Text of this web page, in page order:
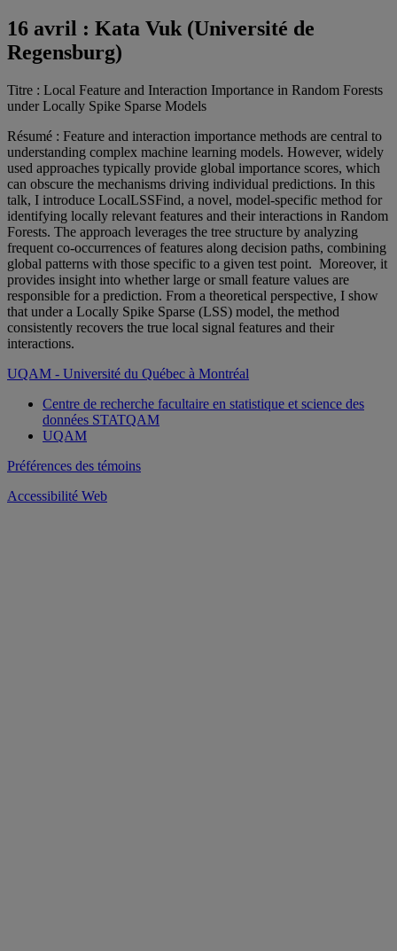
16 avril : Kata Vuk (Université de
Regensburg)
Titre : Local Feature and Interaction Importance in Random Forests
under Locally Spike Sparse Models
Résumé : Feature and interaction importance methods are central to
understanding complex machine learning models. However, widely
used approaches typically provide global importance scores, which
can obscure the mechanisms driving individual predictions. In this
talk, I introduce LocalLSSFind, a novel, model-specific method for
identifying locally relevant features and their interactions in Random
Forests. The approach leverages the tree structure by analyzing
frequent co-occurrences of features along decision paths, combining
global patterns with those specific to a given test point. Moreover, it
provides insight into whether large or small feature values are
responsible for a prediction. From a theoretical perspective, I show
that under a Locally Spike Sparse (LSS) model, the method
consistently recovers the true local signal features and their
interactions.
UQAM - Université du Québec à Montréal
Centre de recherche facultaire en statistique et science des
données STATQAM
UQAM
Préférences des témoins
Accessibilité Web